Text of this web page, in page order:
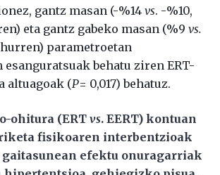
gantz masan (-%14 vs. -%10,
eta gantz gabeko masan (%9 vs.
parametroetan
esanguratsuak behatu ziren ERT-
altuagoak (P= 0,017) behatuz.
ohitura (ERTvs. EERT) kontuan
fisikoaren interbentzioak
efektu onuragarriak